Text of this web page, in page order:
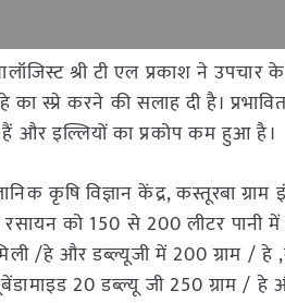
श्री टी एल प्रकाश ने
स्प्रे करने की सलाह दी है।
और इल्लियों का प्रकोप कम हुआ है।
कृषि विज्ञान केंद्र, कस्तूरबा ग्राम
को 150 से 200 लीटर पानी
/हे और डब्ल्यूजी में 200 ग्राम / हे
20 डब्ल्यू जी 250 ग्राम /